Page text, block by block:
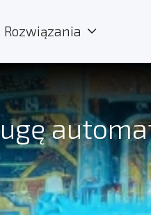
Rozwiązania 